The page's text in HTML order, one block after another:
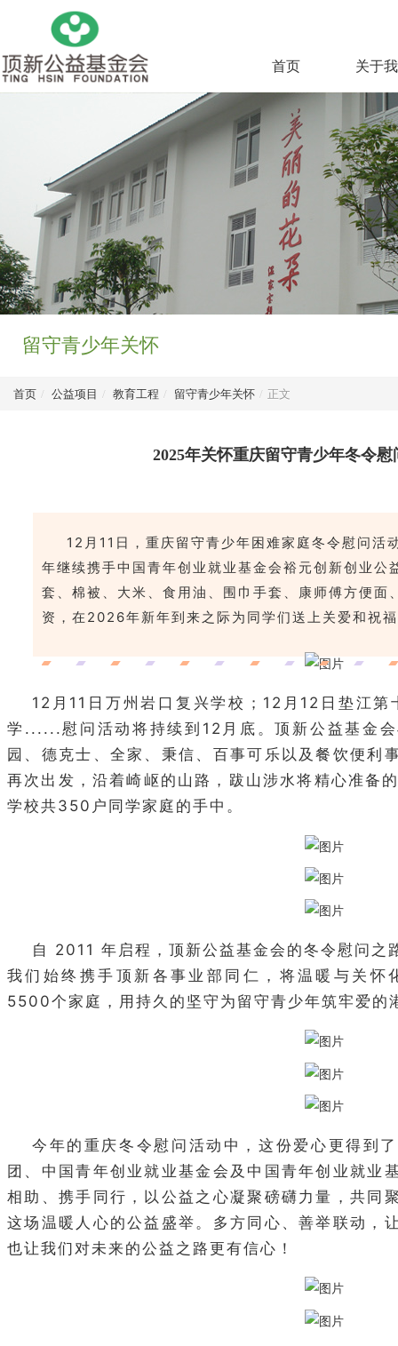
首页 关于
留守青少年关怀
首页 / 公益项目 / 教育工程 / 留守青少年关怀 / 正文
2025年关怀重庆留守青少年冬令
12月11日，重庆留守青少年困难家庭冬令慰问活
年继续携手中国青年创业就业基金会裕元创新创业公
套、棉被、大米、食用油、围巾手套、康师傅方便面
资，在2026年新年到来之际为同学们送上关爱和祝
12月11日万州岩口复兴学校；12月12日垫江
学......慰问活动将持续到12月底。顶新公益基金
园、德克士、全家、秉信、百事可乐以及餐饮便利
再次出发，沿着崎岖的山路，跋山涉水将精心准备
学校共350户同学家庭的手中。
自 2011 年启程，顶新公益基金会的冬令慰问之
我们始终携手顶新各事业部同仁，将温暖与关怀
5500个家庭，用持久的坚守为留守青少年筑牢爱的
今年的重庆冬令慰问活动中，这份爱心更得到
团、中国青年创业就业基金会及中国青年创业就业
相助、携手同行，以公益之心凝聚磅礴力量，共同
这场温暖人心的公益盛举。多方同心、善举联动，
也让我们对未来的公益之路更有信心！